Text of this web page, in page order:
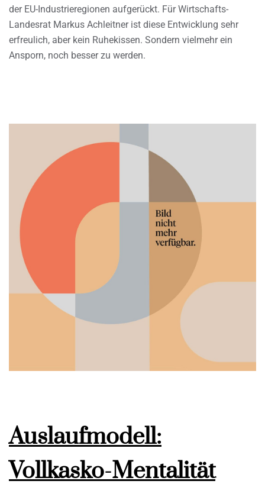
der EU-Industrieregionen aufgerückt. Für Wirtschafts-
Landesrat Markus Achleitner ist diese Entwicklung sehr
erfreulich, aber kein Ruhekissen. Sondern vielmehr ein
Ansporn, noch besser zu werden.
Auslaufmodell:
Vollkasko-Mentalität